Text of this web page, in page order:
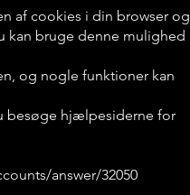
af cookies i din browser og
kan bruge denne mulighed
og nogle funktioner kan
besøge hjælpesiderne for
answer/32050